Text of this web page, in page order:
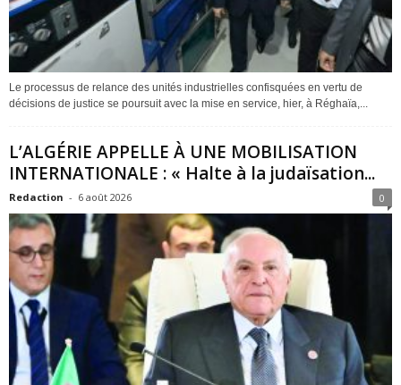
Le processus de relance des unités industrielles confisquées en vertu de
décisions de justice se poursuit avec la mise en service, hier, à Réghaïa,...
L’ALGÉRIE APPELLE À UNE MOBILISATION
INTERNATIONALE : « Halte à la judaïsation...
Redaction - 6 août 2026 0